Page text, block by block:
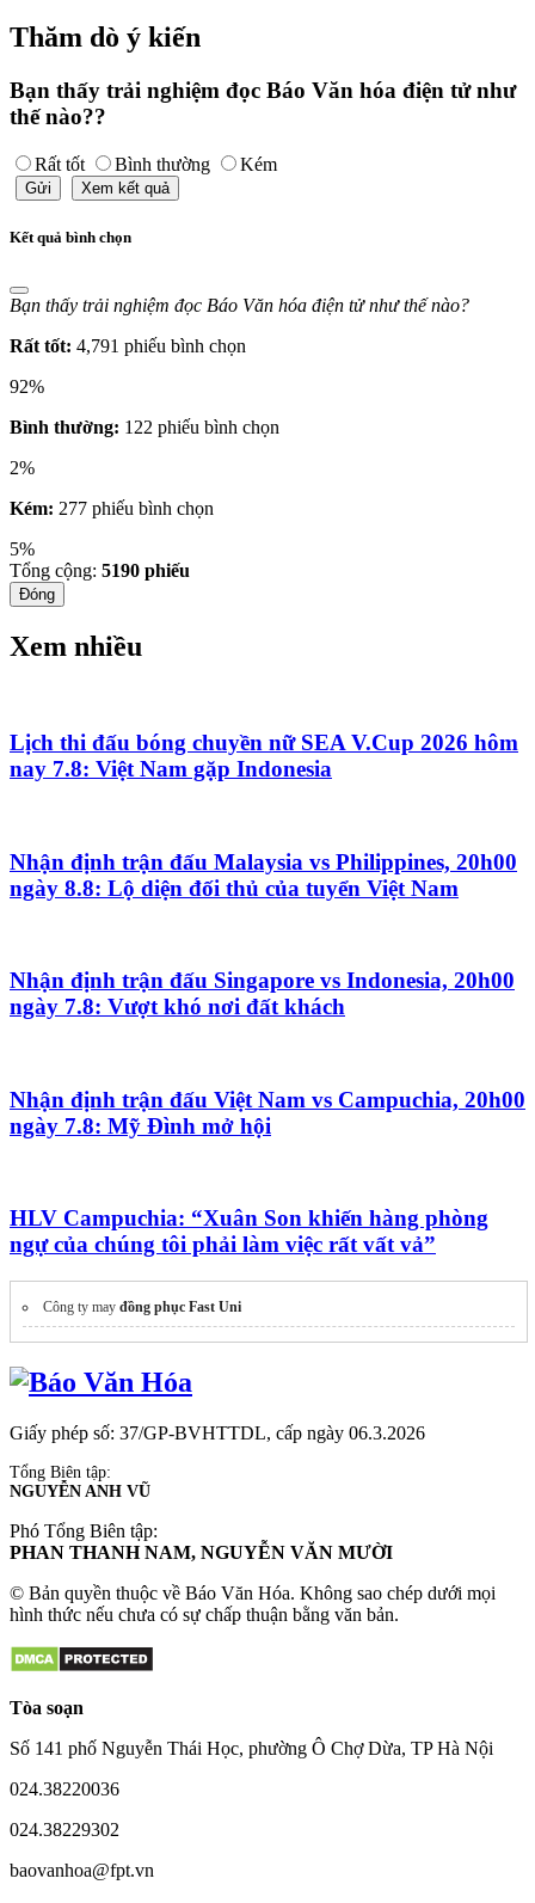
Thăm dò ý kiến
Bạn thấy trải nghiệm đọc Báo Văn hóa điện tử như
thế nào??
Rất tốt Bình thường Kém
Gửi Xem kết quả
Kết quả bình chọn
Bạn thấy trải nghiệm đọc Báo Văn hóa điện tử như thế nào?
Rất tốt: 4,791 phiếu bình chọn
92%
Bình thường: 122 phiếu bình chọn
2%
Kém: 277 phiếu bình chọn
5%
Tổng cộng: 5190 phiếu
Đóng
Xem nhiều
Lịch thi đấu bóng chuyền nữ SEA V.Cup 2026 hôm
nay 7.8: Việt Nam gặp Indonesia
Nhận định trận đấu Malaysia vs Philippines, 20h00
ngày 8.8: Lộ diện đối thủ của tuyển Việt Nam
Nhận định trận đấu Singapore vs Indonesia, 20h00
ngày 7.8: Vượt khó nơi đất khách
Nhận định trận đấu Việt Nam vs Campuchia, 20h00
ngày 7.8: Mỹ Đình mở hội
HLV Campuchia: “Xuân Son khiến hàng phòng
ngự của chúng tôi phải làm việc rất vất vả”
Công ty may đồng phục Fast Uni
Giấy phép số: 37/GP-BVHTTDL, cấp ngày 06.3.2026
Tổng Biên tập:
NGUYỄN ANH VŨ
Phó Tổng Biên tập:
PHAN THANH NAM, NGUYỄN VĂN MƯỜI
© Bản quyền thuộc về Báo Văn Hóa. Không sao chép dưới mọi
hình thức nếu chưa có sự chấp thuận bằng văn bản.
Tòa soạn
Số 141 phố Nguyễn Thái Học, phường Ô Chợ Dừa, TP Hà Nội
024.38220036
024.38229302
baovanhoa@fpt.vn